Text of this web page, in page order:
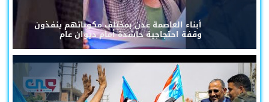
أبناء العاصمة عدن بمختلف مكوناتهم ينفذون
وقفة احتجاجية حاشدة أمام ديوان عام